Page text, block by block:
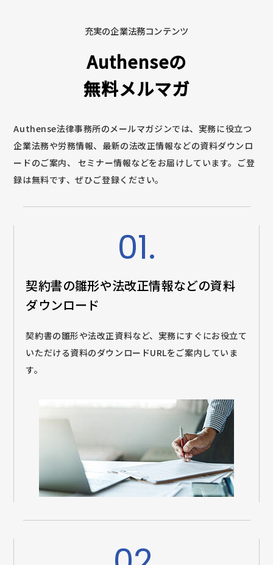
充実の企業法務コンテンツ
Authenseの
無料メルマガ
Authense法律事務所のメールマガジンでは、実務に役立つ
企業法務や労務情報、最新の法改正情報などの資料ダウンロ
ードのご案内、
セミナー情報などをお届けしています。ご登
録は無料です、ぜひご登録ください。
01.
契約書の雛形や法改正情報などの資料
ダウンロード
契約書の雛形や法改正資料など、実務にすぐにお役立て
いただける資料のダウンロードURLをご案内していま
す。